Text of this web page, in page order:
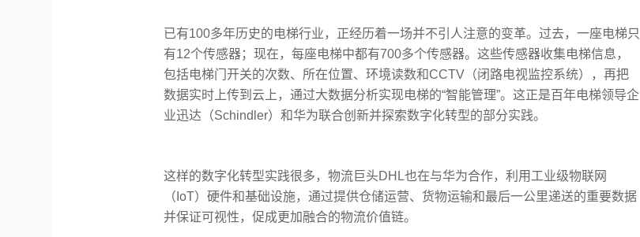
已有100多年历史的电梯行业，正经历着一场并不引人注意的变革。过去，一座电梯只
有12个传感器；现在，每座电梯中都有700多个传感器。这些传感器收集电梯信息，
包括电梯门开关的次数、所在位置、环境读数和CCTV（闭路电视监控系统），再把
数据实时上传到云上，通过大数据分析实现电梯的“智能管理”。这正是百年电梯领导企
业迅达（Schindler）和华为联合创新并探索数字化转型的部分实践。
这样的数字化转型实践很多，物流巨头DHL也在与华为合作，利用工业级物联网
（IoT）硬件和基础设施，通过提供仓储运营、货物运输和最后一公里递送的重要数据
并保证可视性，促成更加融合的物流价值链。